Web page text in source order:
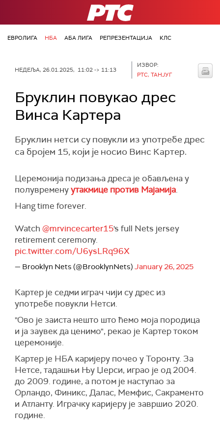
РТС
ЕВРОЛИГА НБА АБА ЛИГА РЕПРЕЗЕНТАЦИЈА КЛС
НЕДЕЉА, 26.01.2025, 11:02 -> 11:13
ИЗВОР:
РТС, ТАНЈУГ
Бруклин повукао дрес
Винса Картера
Бруклин нетси су повукли из употребе дрес
са бројем 15, који је носио Винс Картер.
Церемонија подизања дреса је обављена у
полувременуутакмице против Мајамија.
Hang time forever.
Watch @mrvincecarter15's full Nets jersey
retirement ceremony.
pic.twitter.com/U6ysLRq96X
— Brooklyn Nets (@BrooklynNets) January 26, 2025
Картер је седми играч чији су дрес из
употребе повукли Нетси.
"Ово је заиста нешто што ћемо моја породица
и ја заувек да ценимо", рекао је Картер током
церемоније.
Картер је НБА каријеру почео у Торонту. За
Нетсе, тадашњи Њу Џерси, играо је од 2004.
до 2009. године, а потом је наступао за
Орландо, Финикс, Далас, Мемфис, Сакраменто
и Атланту. Играчку каријеру је завршио 2020.
године.